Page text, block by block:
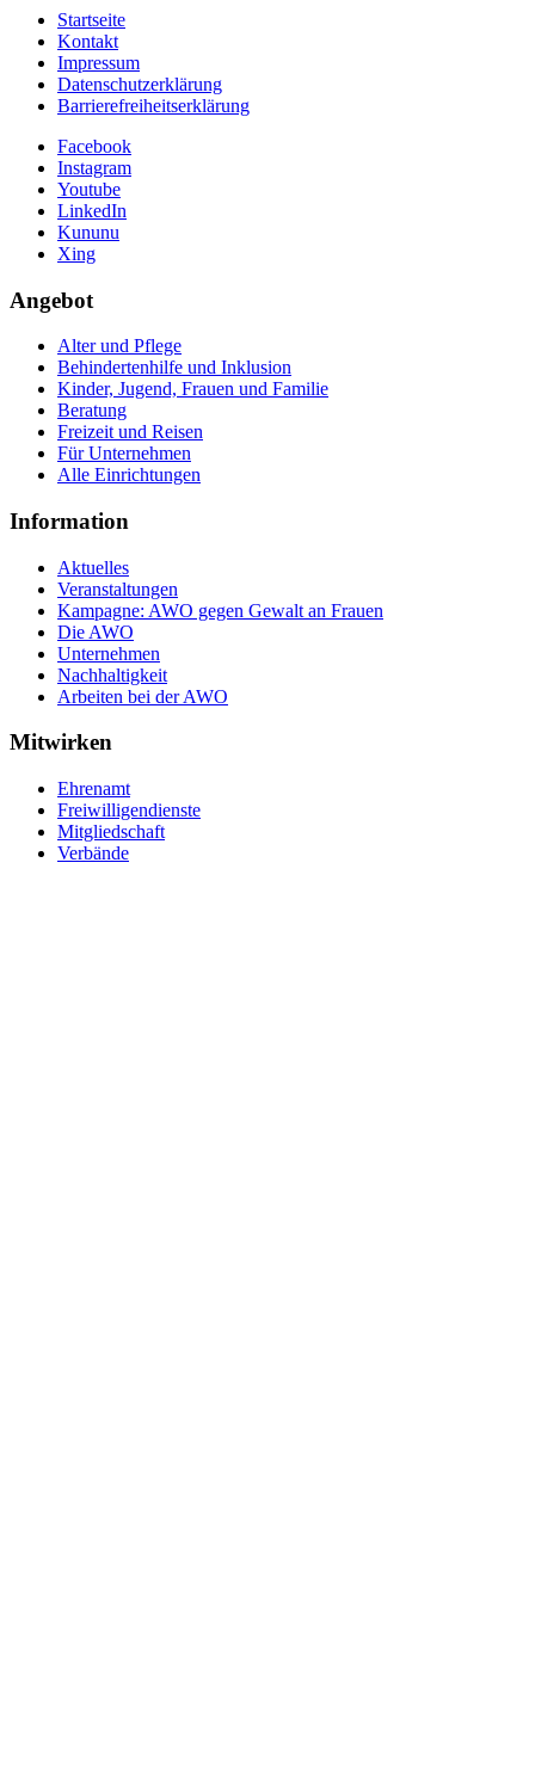
Startseite
Kontakt
Impressum
Datenschutzerklärung
Barrierefreiheitserklärung
Facebook
Instagram
Youtube
LinkedIn
Kununu
Xing
Angebot
Alter und Pflege
Behindertenhilfe und Inklusion
Kinder, Jugend, Frauen und Familie
Beratung
Freizeit und Reisen
Für Unternehmen
Alle Einrichtungen
Information
Aktuelles
Veranstaltungen
Kampagne: AWO gegen Gewalt an Frauen
Die AWO
Unternehmen
Nachhaltigkeit
Arbeiten bei der AWO
Mitwirken
Ehrenamt
Freiwilligendienste
Mitgliedschaft
Verbände